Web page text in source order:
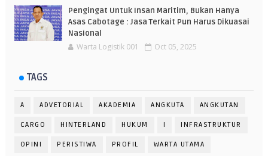
Pengingat Untuk Insan Maritim, Bukan Hanya
Asas Cabotage : Jasa Terkait Pun Harus Dikuasai
Nasional
Warta Logistik 001 Oct 05, 2025
TAGS
A ADVETORIAL AKADEMIA ANGKUTA ANGKUTAN
CARGO HINTERLAND HUKUM I INFRASTRUKTUR
OPINI PERISTIWA PROFIL WARTA UTAMA